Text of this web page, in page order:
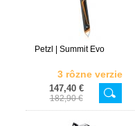
Petzl | Summit Evo
3 rôzne verzie
147,40 €
182,90 €